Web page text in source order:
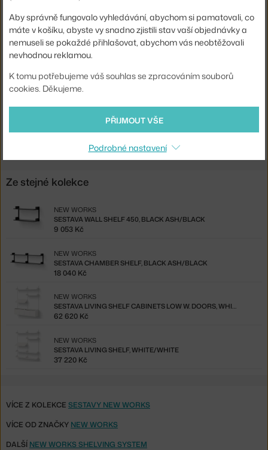
Barva:
bílá
Materiál:
lakovaná MDF, hliník
Komponenty sestav: hotové konfigurace
Kód produktu
NWK-41987
EAN
Ste zo Slovenska? Prejdite naZostava Chamber Shelf, white/white
Shopping from the EU? Switch toChamber Shelf, white/white
Ze stejné kolekce
SESTAVA WALL SHELF 450, BLACK ASH/BLACK
NEW WORKS
9 053 Kč
SESTAVA CHAMBER SHELF, BLACK ASH/BLACK
NEW WORKS
18 040 Kč
SESTAVA LIVING SHELF CABINETS LOW W. DOORS, WHITE/WHITE
NEW WORKS
62 620 Kč
SESTAVA LIVING SHELF, WHITE/WHITE
NEW WORKS
37 220 Kč
VÍCE Z KOLEKCE SESTAVY NEW WORKS
VÍCE OD ZNAČKY NEW WORKS
DALŠÍ NEW WORKS SHELVING SYSTEM
Aby správně fungovalo vyhledávání, abychom si pamatovali, co
máte v košíku, abyste vy snadno zjistili stav vaší objednávky a
nemuseli se pokaždé přihlašovat, abychom vás neobtěžovali
nevhodnou reklamou.
K tomu potřebujeme váš souhlas se zpracováním souborů
cookies. Děkujeme.
PŘIJMOUT VŠE
Podrobné nastavení